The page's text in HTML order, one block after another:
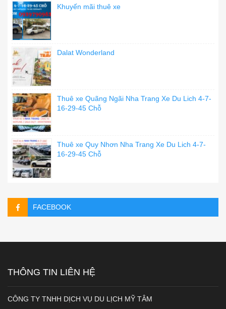
Khuyến mãi thuê xe
Dalat Wonderland
Thuê xe Quãng Ngãi Nha Trang Xe Du Lich 4-7-
16-29-45 Chỗ
Thuê xe Quy Nhơn Nha Trang Xe Du Lich 4-7-
16-29-45 Chỗ
FACEBOOK
THÔNG TIN LIÊN HỆ
CÔNG TY TNHH DỊCH VỤ DU LỊCH MỸ TÂM